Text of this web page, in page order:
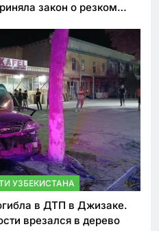
закон о резком
УЗБЕКИСТАНА
в ДТП в Джизаке.
врезался в дерево